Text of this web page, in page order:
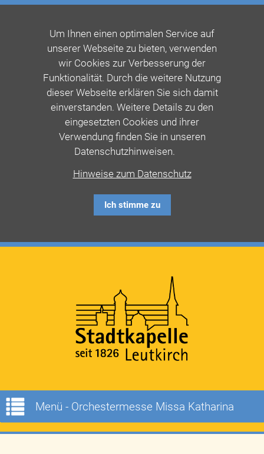
Um Ihnen einen optimalen Service auf
unserer Webseite zu bieten, verwenden
wir Cookies zur Verbesserung der
Funktionalität. Durch die weitere Nutzung
dieser Webseite erklären Sie sich damit
einverstanden. Weitere Details zu den
eingesetzten Cookies und ihrer
Verwendung finden Sie in unseren
Datenschutzhinweisen.
Hinweise zum Datenschutz
Ich stimme zu
Menü - Orchestermesse Missa Katharina